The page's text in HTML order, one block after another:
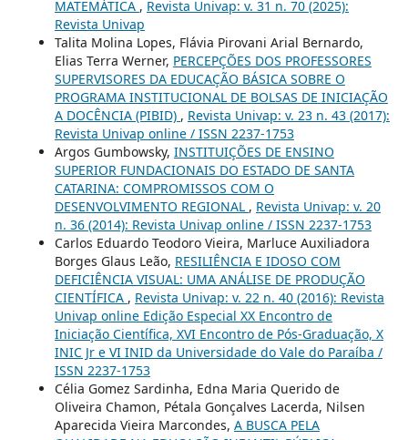
MATEMÁTICA , Revista Univap: v. 31 n. 70 (2025):
Revista Univap
Talita Molina Lopes, Flávia Pirovani Arial Bernardo,
Elias Terra Werner, PERCEPÇÕES DOS PROFESSORES
SUPERVISORES DA EDUCAÇÃO BÁSICA SOBRE O
PROGRAMA INSTITUCIONAL DE BOLSAS DE INICIAÇÃO
A DOCÊNCIA (PIBID) , Revista Univap: v. 23 n. 43 (2017):
Revista Univap online / ISSN 2237-1753
Argos Gumbowsky, INSTITUIÇÕES DE ENSINO
SUPERIOR FUNDACIONAIS DO ESTADO DE SANTA
CATARINA: COMPROMISSOS COM O
DESENVOLVIMENTO REGIONAL , Revista Univap: v. 20
n. 36 (2014): Revista Univap online / ISSN 2237-1753
Carlos Eduardo Teodoro Vieira, Marluce Auxiliadora
Borges Glaus Leão, RESILIÊNCIA E IDOSO COM
DEFICIÊNCIA VISUAL: UMA ANÁLISE DE PRODUÇÃO
CIENTÍFICA , Revista Univap: v. 22 n. 40 (2016): Revista
Univap online Edição Especial XX Encontro de
Iniciação Científica, XVI Encontro de Pós-Graduação, X
INIC Jr e VI INID da Universidade do Vale do Paraíba /
ISSN 2237-1753
Célia Gomez Sardinha, Edna Maria Querido de
Oliveira Chamon, Pétala Gonçalves Lacerda, Nilsen
Aparecida Vieira Marcondes, A BUSCA PELA